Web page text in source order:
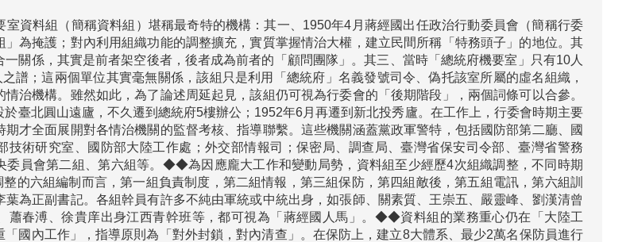
室資料組（簡稱資料組）堪稱最奇特的機構：其一、1950年4月蔣經國出任政治行動委員會（簡稱行委
」為掩護；對內利用組織功能的調整擴充，實質掌握情治大權，建立民間所稱「特務頭子」的地位。其
一關係，其實是前者架空後者，後者成為前者的「顧問團隊」。其三、當時「總統府機要室」只有10人
譜；這兩個單位其實毫無關係，該組只是利用「總統府」名義發號司令、偽托該室所屬的虛名組織，
治機構。雖然如此，為了論述周延起見，該組仍可視為行委會的「後期階段」，兩個詞條可以合參。
臺北圓山遠廬，不久遷到總統府5樓辦公；1952年6月再遷到新北投秀廬。在工作上，行委會時期主要
才全面展開對各情治機關的監督考核、指導聯繫。這些機關涵蓋黨政軍警特，包括國防部第二廳、國
技術研究室、國防部大陸工作處；外交部情報司；保密局、調查局、臺灣省保安司令部、臺灣省警務
委員會第二組、第六組等。◆◆為因應龐大工作和變動局勢，資料組至少經歷4次組織調整，不同時期
的六組編制而言，第一組負責制度，第二組情報，第三組保防，第四組敵後，第五組電訊，第六組訓
為正副書記。各組幹員有許多不純由軍統或中統出身，如張師、關素質、王崇五、嚴靈峰、劉漢清曾
蕭春溥、徐貴庠出身江西青幹班等，都可視為「蔣經國人馬」。◆◆資料組的業務重心仍在「大陸工
國內工作」，指導原則為「對外封鎖，對內清查」。在保防上，建立8大體系、最少2萬名保防員進行